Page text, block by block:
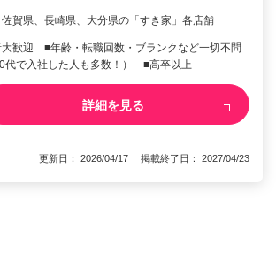
賀県、長崎県、大分県の「すき家」各店舗
大歓迎 ■年齢・転職回数・ブランクなど一切不問
代で入社した人も多数！） ■高卒以上
詳細を見る
更新日： 2026/04/17 掲載終了日： 2027/04/23